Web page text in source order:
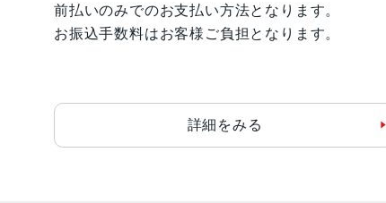
前払いのみでのお支払い方法となります。
お振込手数料はお客様ご負担となります。
詳細をみる